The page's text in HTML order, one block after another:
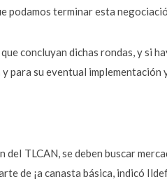
podamos terminar esta
concluyan dichas rondas, y si
para su eventual
deI TLCAN, se deben buscar
de ¡a canasta básica, indicó